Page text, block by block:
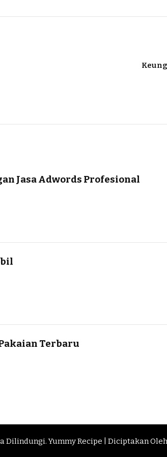
Jasa Adwords Profesional
Terbaru
Dilindungi.Yummy Recipe | Diciptakan